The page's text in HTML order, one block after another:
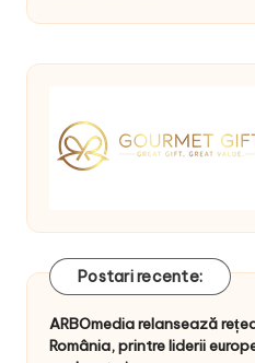
Postari recente:
ARBOmedia relansează
România, printre liderii